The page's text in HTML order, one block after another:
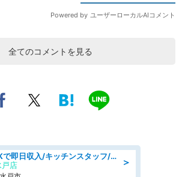
全てのコメントを見る
＞
日払いOKで即日収入/キッチンスタッフ/デリバリー業務など、自己成長可能な幅広い仕事に挑戦!髪型自由&ピアス・ネイルOK/茨城県/水戸市
戸店